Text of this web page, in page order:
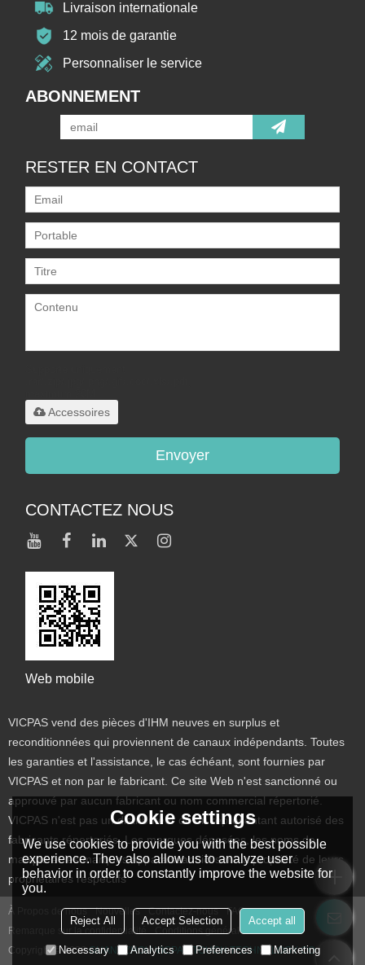
Livraison internationale
12 mois de garantie
Personnaliser le service
ABONNEMENT
RESTER EN CONTACT
Accessoires
Envoyer
CONTACTEZ NOUS
Web mobile
VICPAS vend des pièces d'IHM neuves en surplus et
reconditionnées qui proviennent de canaux indépendants. Toutes
les garanties et l'assistance, le cas échéant, sont fournies par
VICPAS et non par le fabricant. Ce site Web n'est sanctionné ou
approuvé par aucun fabricant ou nom commercial répertorié.
VICPAS n'est pas un distributeur ou un représentant autorisé des
fabricants répertoriés. Les marques déposées, les noms de
marque et les marques apparaissant ici sont la propriété de leurs
propriétaires respectifs
À Propos de nous Nouvelles Contactez-nous
FAQs
Remarque sur la confidentialité
Conditions générales de vente
Copyright © 2026GUANGZHOU VICPAS TOUCH TECHNOLOGY CO.,LTD
Cookie settings
We use cookies to provide you with the best possible
experience. They also allow us to analyze user
behavior in order to constantly improve the website for
you.
Reject All Accept Selection Accept all
Necessary Analytics Preferences Marketing